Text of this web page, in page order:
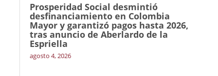
Prosperidad Social desmintió
desfinanciamiento en Colombia
Mayor y garantizó pagos hasta 2026,
tras anuncio de Aberlardo de la
Espriella
agosto 4, 2026